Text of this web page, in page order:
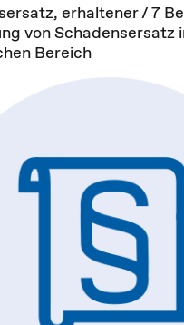
erhaltener / 7
von Schadensersatz
Bereich